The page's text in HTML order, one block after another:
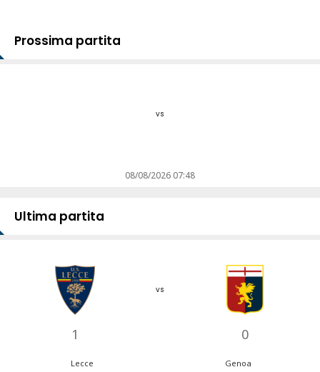
Prossima partita
vs
08/08/2026 07:48
Ultima partita
1
vs
0
Lecce Genoa